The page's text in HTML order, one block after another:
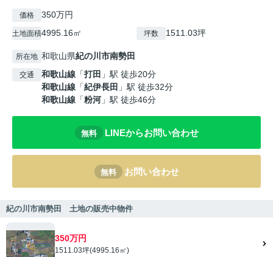
価格 350万円
土地面積4995.16㎡ 坪数 1511.03坪
所在地 和歌山県紀の川市南勢田
交通 和歌山線 「打田 」駅 徒歩20分
和歌山線 「紀伊長田 」駅 徒歩32分
和歌山線 「粉河 」駅 徒歩46分
無料 LINEからお問い合わせ
無料 お問い合わせ
紀の川市南勢田 土地の販売中物件
350万円
1511.03坪(4995.16㎡)